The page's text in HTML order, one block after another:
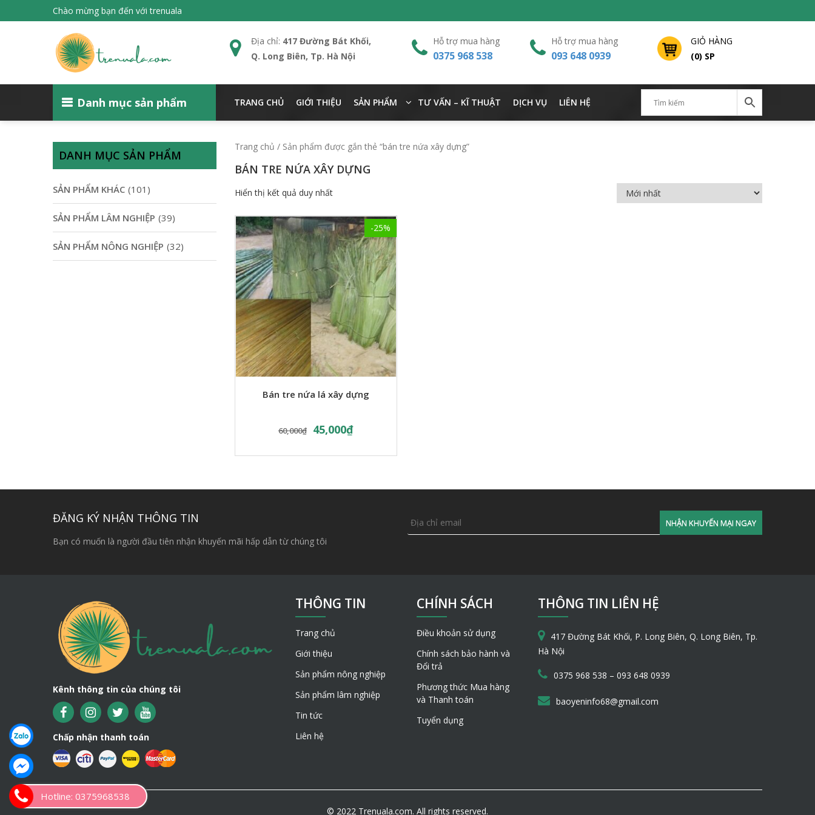
Chào mừng bạn đến với trenuala
GIỎ HÀNG
(0) SP
Địa chỉ: 417 Đường Bát Khối,
Q. Long Biên, Tp. Hà Nội
Hỗ trợ mua hàng
0375 968 538
Hỗ trợ mua hàng
093 648 0939
Danh mục sản phẩm TRANG CHỦ GIỚI THIỆU SẢN PHẨM TƯ VẤN – KĨ THUẬT DỊCH VỤ LIÊN HỆ
Trang chủ / Sản phẩm được gắn thẻ “bán tre nứa xây dựng”
BÁN TRE NỨA XÂY DỰNG
Hiển thị kết quả duy nhất
-25%
Bán tre nứa lá xây dựng
60,000₫ 45,000₫
DANH MỤC SẢN PHẨM
SẢN PHẨM KHÁC (101)
SẢN PHẨM LÂM NGHIỆP (39)
SẢN PHẨM NÔNG NGHIỆP (32)
ĐĂNG KÝ NHẬN THÔNG TIN
Bạn có muốn là người đầu tiên nhận khuyến mãi hấp dẫn từ chúng tôi
Kênh thông tin của chúng tôi
Chấp nhận thanh toán
THÔNG TIN
Trang chủ
Giới thiệu
Sản phẩm nông nghiệp
Sản phẩm lâm nghiệp
Tin tức
Liên hệ
CHÍNH SÁCH
Điều khoản sử dụng
Chính sách bảo hành và
Đổi trả
Phương thức Mua hàng
và Thanh toán
Tuyển dụng
THÔNG TIN LIÊN HỆ
417 Đường Bát Khối, P. Long Biên, Q. Long Biên, Tp.
Hà Nội
0375 968 538 – 093 648 0939
baoyeninfo68@gmail.com
© 2022 Trenuala.com. All rights reserved.
Hotline: 0375968538